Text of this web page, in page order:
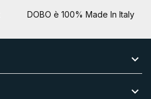
DOBO è 100% Made In Italy

